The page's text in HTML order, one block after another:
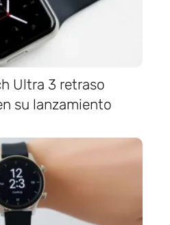
Ultra 3 retraso
su lanzamiento